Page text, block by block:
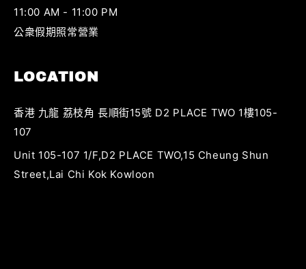
11:00 AM - 11:00 PM
公衆假期照常營業
LOCATION
香港 九龍 荔枝角 長順街15號 D2 PLACE TWO 1樓105-
107
Unit 105-107 1/F,D2 PLACE TWO,15 Cheung Shun
Street,Lai Chi Kok Kowloon